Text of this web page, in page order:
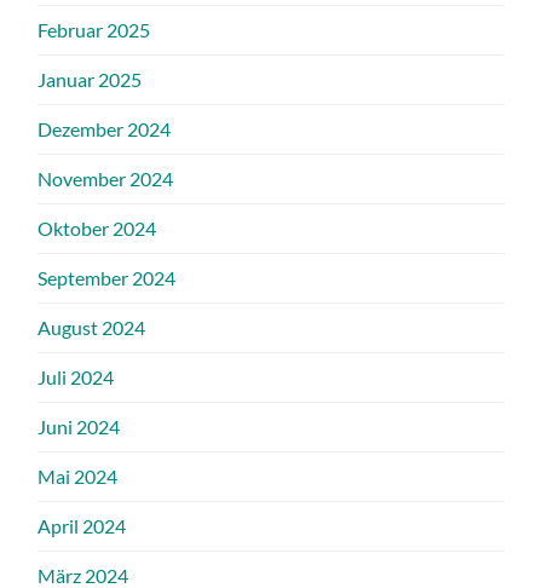
Februar 2025
Januar 2025
Dezember 2024
November 2024
Oktober 2024
September 2024
August 2024
Juli 2024
Juni 2024
Mai 2024
April 2024
März 2024